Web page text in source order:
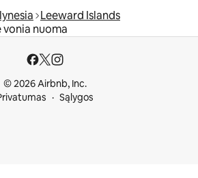
Leeward Islands
vonia nuoma
© 2026 Airbnb, Inc.
Sąlygos